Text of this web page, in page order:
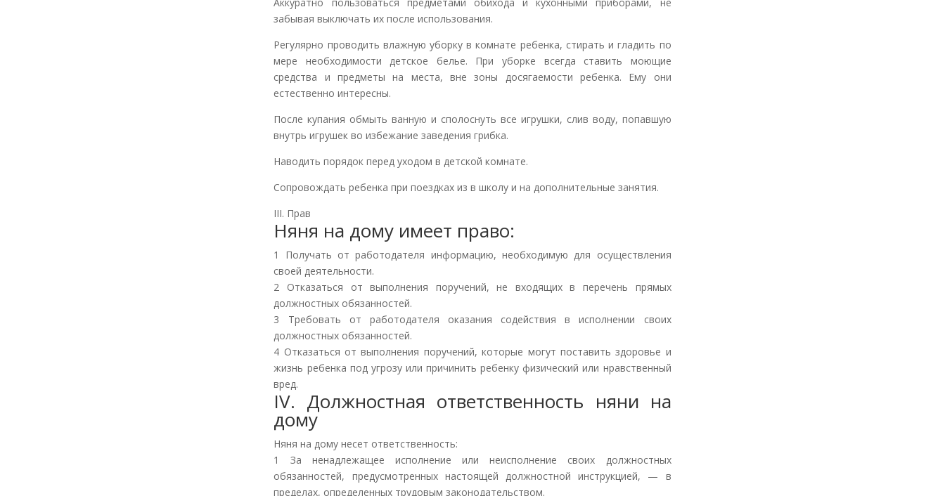
Аккуратно пользоваться предметами обихода и кухонными приборами, не
забывая выключать их после использования.
Регулярно проводить влажную уборку в комнате ребенка, стирать и гладить по
мере необходимости детское белье. При уборке всегда ставить моющие
средства и предметы на места, вне зоны досягаемости ребенка. Ему они
естественно интересны.
После купания обмыть ванную и сполоснуть все игрушки, слив воду, попавшую
внутрь игрушек во избежание заведения грибка.
Наводить порядок перед уходом в детской комнате.
Сопровождать ребенка при поездках из в школу и на дополнительные занятия.
III. Прав
Няня на дому имеет право:
1 Получать от работодателя информацию, необходимую для осуществления
своей деятельности.
2 Отказаться от выполнения поручений, не входящих в перечень прямых
должностных обязанностей.
3 Требовать от работодателя оказания содействия в исполнении своих
должностных обязанностей.
4 Отказаться от выполнения поручений, которые могут поставить здоровье и
жизнь ребенка под угрозу или причинить ребенку физический или нравственный
вред.
IV. Должностная ответственность няни на
дому
Няня на дому несет ответственность:
1 За ненадлежащее исполнение или неисполнение своих должностных
обязанностей, предусмотренных настоящей должностной инструкцией, — в
пределах, определенных трудовым законодательством.